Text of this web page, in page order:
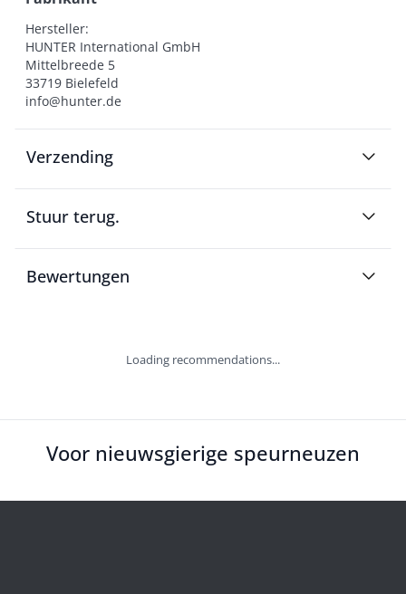
Hersteller:
HUNTER International GmbH
Mittelbreede 5
33719 Bielefeld
info@hunter.de
Verzending
Stuur terug.
Bewertungen
Loading recommendations...
Voor nieuwsgierige speurneuzen